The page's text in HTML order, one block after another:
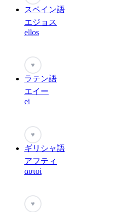
スペイン語
エジョス
ellos
♥
ラテン語
エイー
ei
♥
ギリシャ語
アフティ
αυτοί
♥